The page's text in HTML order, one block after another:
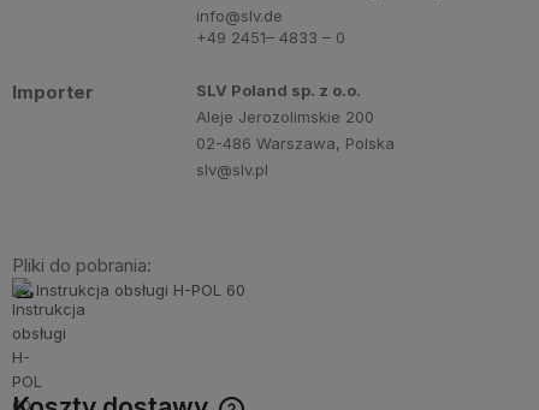
info@slv.de
+49 2451– 4833 – 0
Importer
SLV Poland sp. z o.o.
Aleje Jerozolimskie 200
02-486 Warszawa, Polska
slv@slv.pl
Pliki do pobrania:
Instrukcja obsługi H-POL 60